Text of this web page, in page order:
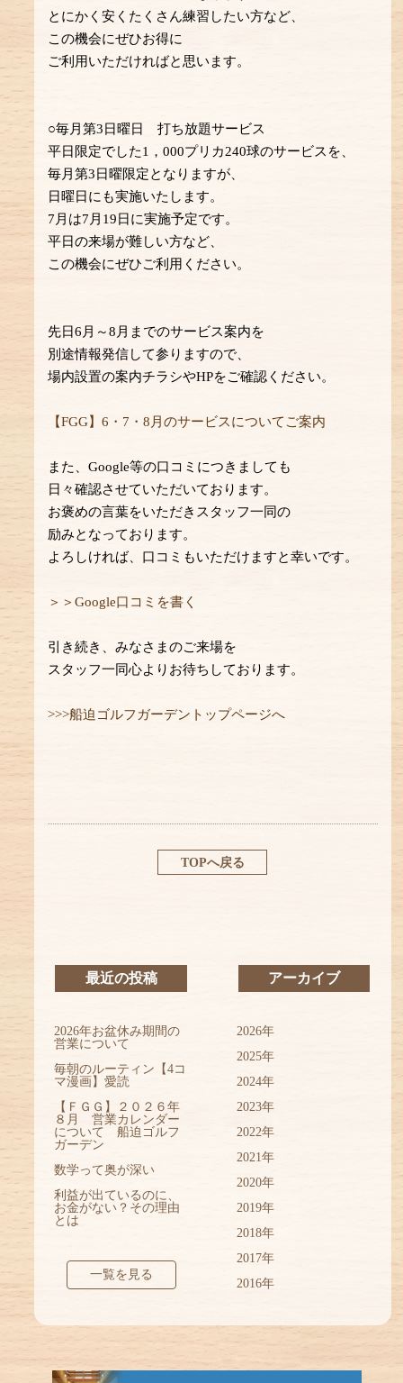
とにかく安くたくさん練習したい方など、
この機会にぜひお得に
ご利用いただければと思います。
○毎月第3日曜日 打ち放題サービス
平日限定でした1，000プリカ240球のサービスを、
毎月第3日曜限定となりますが、
日曜日にも実施いたします。
7月は7月19日に実施予定です。
平日の来場が難しい方など、
この機会にぜひご利用ください。
先日6月～8月までのサービス案内を
別途情報発信して参りますので、
場内設置の案内チラシやHPをご確認ください。
【FGG】6・7・8月のサービスについてご案内
また、Google等の口コミにつきましても
日々確認させていただいております。
お褒めの言葉をいただきスタッフ一同の
励みとなっております。
よろしければ、口コミもいただけますと幸いです。
＞＞Google口コミを書く
引き続き、みなさまのご来場を
スタッフ一同心よりお待ちしております。
>>>船迫ゴルフガーデントップページへ
TOPへ戻る
最近の投稿
2026年お盆休み期間の
営業について
毎朝のルーティン【4コ
マ漫画】愛読
【ＦＧＧ】２０２６年
８月 営業カレンダー
について 船迫ゴルフ
ガーデン
数学って奥が深い
利益が出ているのに、
お金がない？その理由
とは
一覧を見る
アーカイブ
2026年
2025年
2024年
2023年
2022年
2021年
2020年
2019年
2018年
2017年
2016年